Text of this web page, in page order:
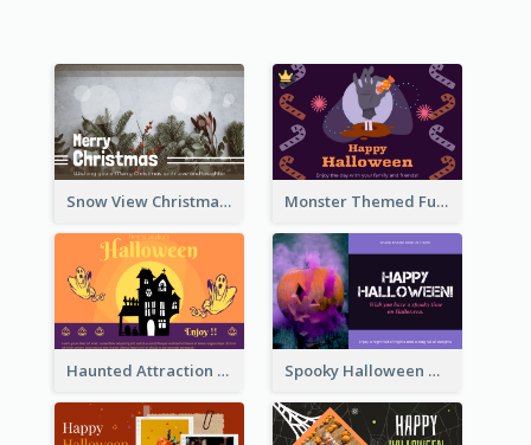
Snow View Christmas Card With Simple Design Monster Themed Fun Halloween Greeting Card
Haunted Attraction Themed Halloween Card Spooky Halloween Greeting Card